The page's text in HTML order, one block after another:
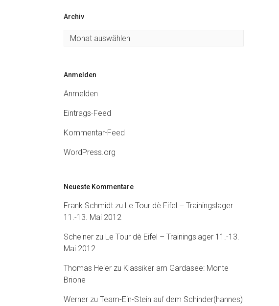
Archiv
Archiv
Anmelden
Anmelden
Eintrags-Feed
Kommentar-Feed
WordPress.org
Neueste Kommentare
Frank Schmidt zu Le Tour dè Eifel – Trainingslager
11.-13. Mai 2012
Scheiner zu Le Tour dè Eifel – Trainingslager 11.-13.
Mai 2012
Thomas Heier zu Klassiker am Gardasee: Monte
Brione
Werner zuTeam-Ein-Stein auf dem Schinder(hannes)